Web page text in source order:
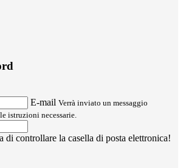
E-mail Verrà inviato un messaggio
istruzioni necessarie.
di controllare la casella di posta elettronica!